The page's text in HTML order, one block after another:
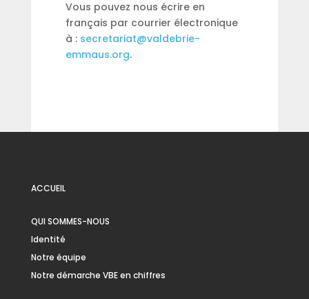
Vous pouvez nous écrire en
français par courrier électronique
à : secretariat@valdebrie-
emmaus.org.
ACCUEIL
QUI SOMMES-NOUS
Identité
Notre équipe
Notre démarche VBE en chiffres